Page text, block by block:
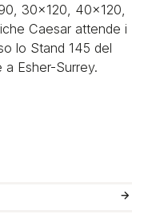
30x120, 40x120,
Caesar attende i
lo Stand 145 del
Esher-Surrey.